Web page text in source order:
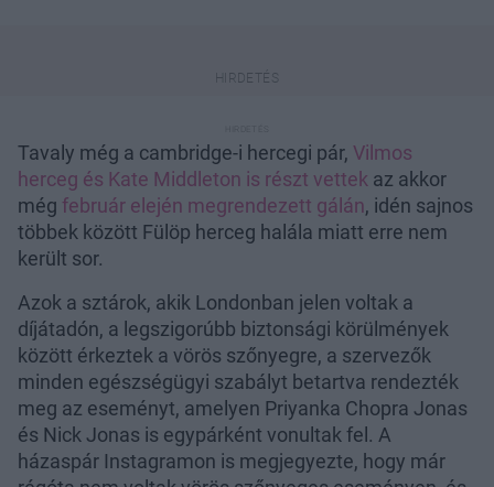
Tavaly még a cambridge-i hercegi pár, Vilmos
herceg és Kate Middleton is részt vettek az akkor
még február elején megrendezett gálán, idén sajnos
többek között Fülöp herceg halála miatt erre nem
került sor.
Azok a sztárok, akik Londonban jelen voltak a
díjátadón, a legszigorúbb biztonsági körülmények
között érkeztek a vörös szőnyegre, a szervezők
minden egészségügyi szabályt betartva rendezték
meg az eseményt, amelyen Priyanka Chopra Jonas
és Nick Jonas is egypárként vonultak fel. A
házaspár Instagramon is megjegyezte, hogy már